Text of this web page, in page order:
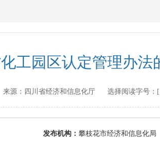
工园区认定管理办法
源： 四川省经济和信息化厅 选择阅读字号：[
发布机构： 攀枝花市经济和信息化局